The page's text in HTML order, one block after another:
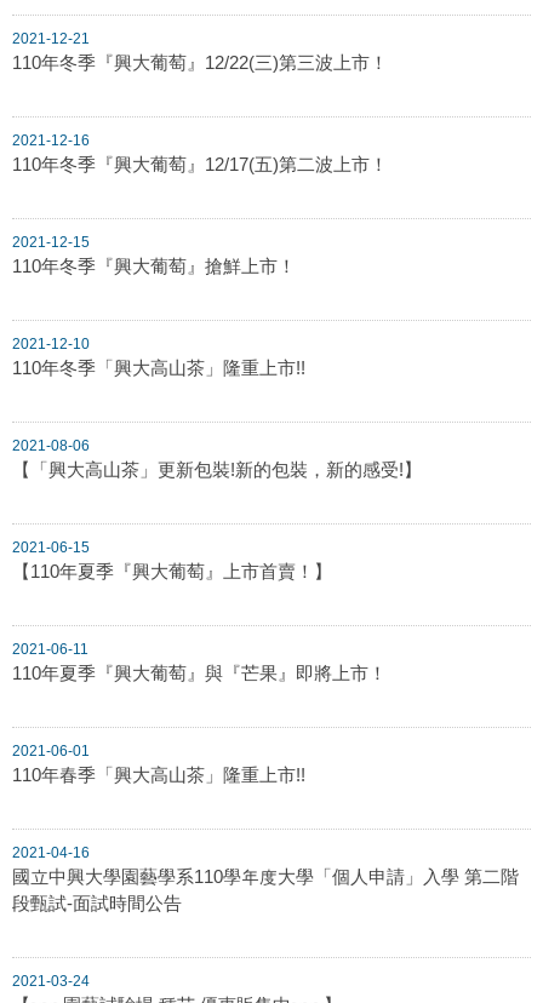
2021-12-21
110年冬季『興大葡萄』12/22(三)第三波上市！
2021-12-16
110年冬季『興大葡萄』12/17(五)第二波上市！
2021-12-15
110年冬季『興大葡萄』搶鮮上市！
2021-12-10
110年冬季「興大高山茶」隆重上市!!
2021-08-06
【「興大高山茶」更新包裝!新的包裝，新的感受!】
2021-06-15
【110年夏季『興大葡萄』上市首賣！】
2021-06-11
110年夏季『興大葡萄』與『芒果』即將上市！
2021-06-01
110年春季「興大高山茶」隆重上市!!
2021-04-16
國立中興大學園藝學系110學年度大學「個人申請」入學 第二階
段甄試-面試時間公告
2021-03-24